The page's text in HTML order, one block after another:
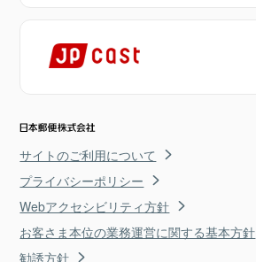
サイトのご利用について
プライバシーポリシー
Webアクセシビリティ方針
お客さま本位の業務運営に関する基本方針
勧誘方針